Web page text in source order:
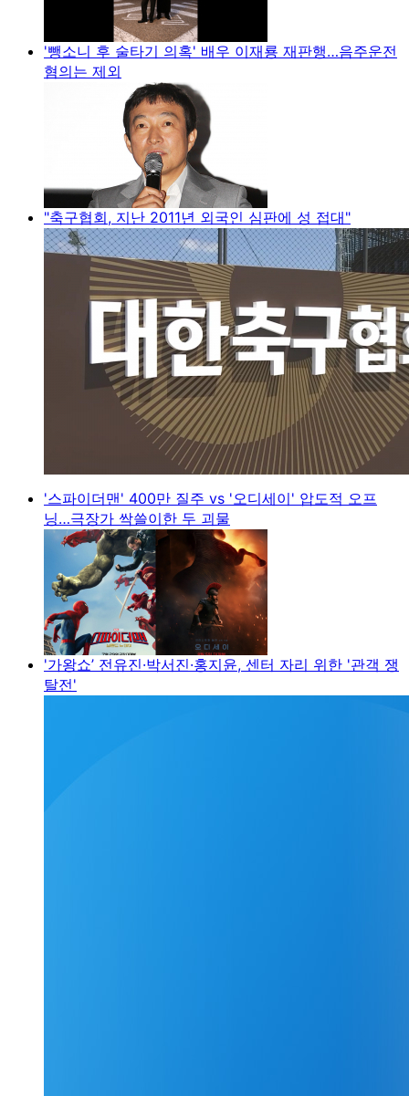
'뺑소니 후 술타기 의혹' 배우 이재룡 재판행…음주운전
혐의는 제외
"축구협회, 지난 2011년 외국인 심판에 성 접대"
'스파이더맨' 400만 질주 vs '오디세이' 압도적 오프
닝…극장가 싹쓸이한 두 괴물
'가왕쇼’ 전유진·박서진·홍지윤, 센터 자리 위한 '관객 쟁
탈전'